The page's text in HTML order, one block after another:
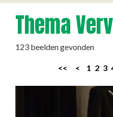
Thema
123 beelden gevonden
<< < 1 2 3